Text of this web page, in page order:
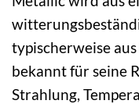
typischerweise
bekannt für seine
Strahlung,